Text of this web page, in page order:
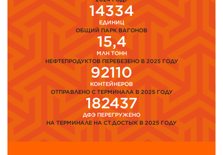
14334
ЕДИНИЦ
ОБЩИЙ ПАРК ВАГОНОВ
15,4
МЛН ТОНН
НЕФТЕПРОДУКТОВ ПЕРЕВЕЗЕНО В 2025 ГОДУ
92110
КОНТЕЙНЕРОВ
ОТПРАВЛЕНО С ТЕРМИНАЛА В 2025 ГОДУ
182437
ДФЭ ПЕРЕГРУЖЕНО
НА ТЕРМИНАЛЕ НА СТ.ДОСТЫК В 2025 ГОДУ